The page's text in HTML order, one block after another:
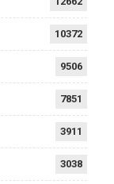
10372
9506
7851
3911
3038